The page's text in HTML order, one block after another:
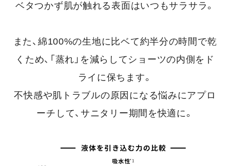
ベタつかず肌が触れる表面はいつもサラサラ。
また、綿100%の生地に比ベて約半分の時間で乾
くため、「蒸れ」を減らしてショーツの内側をド
ライに保ちます。
不快感や肌トラブルの原因になる悩みにアプロ
ーチして、サニタリー期間を快適に。